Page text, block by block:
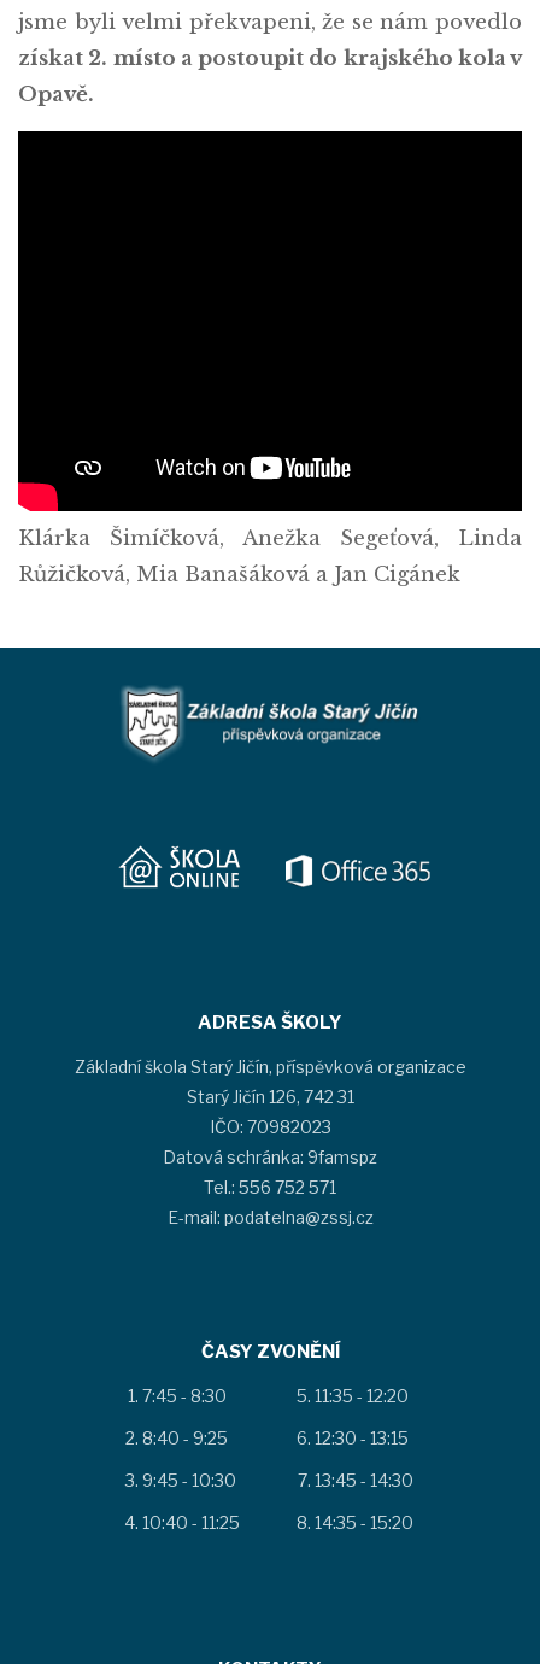
jsme byli velmi překvapeni, že se nám povedlo
získat 2. místo a postoupit do krajského kola v
Opavě.
Klárka Šimíčková, Anežka Segeťová, Linda
Růžičková, Mia Banašáková a Jan Cigánek
ADRESA ŠKOLY
Základní škola Starý Jičín, příspěvková organizace
Starý Jičín 126, 742 31
IČO: 70982023
Datová schránka: 9famspz
Tel.: 556 752 571
E-mail: podatelna@zssj.cz
ČASY ZVONĚNÍ
7:45 - 8:30
8:40 - 9:25
9:45 - 10:30
10:40 - 11:25
11:35 - 12:20
12:30 - 13:15
13:45 - 14:30
14:35 - 15:20